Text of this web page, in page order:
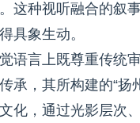
这种视听融合的叙
具象生动。
语言上既尊重传统
承，其所构建的“
化，通过光影层次